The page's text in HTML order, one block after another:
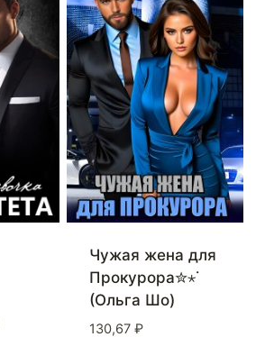
Чужая жена для
Прокурора✮⋆˙
(Ольга Шо)
130,67 ₽